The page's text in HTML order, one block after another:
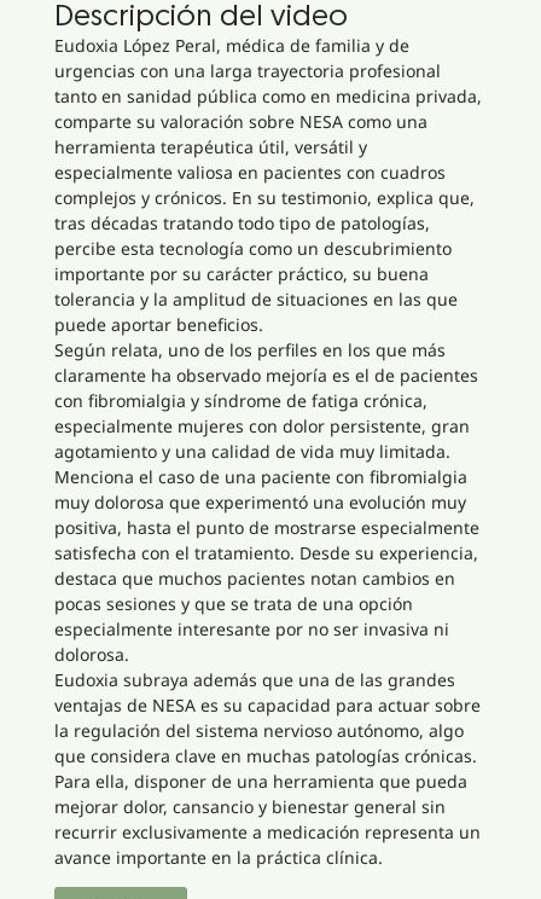
Descripción del video
Eudoxia López Peral, médica de familia y de
urgencias con una larga trayectoria profesional
tanto en sanidad pública como en medicina privada,
comparte su valoración sobre NESA como una
herramienta terapéutica útil, versátil y
especialmente valiosa en pacientes con cuadros
complejos y crónicos. En su testimonio, explica que,
tras décadas tratando todo tipo de patologías,
percibe esta tecnología como un descubrimiento
importante por su carácter práctico, su buena
tolerancia y la amplitud de situaciones en las que
puede aportar beneficios.
Según relata, uno de los perfiles en los que más
claramente ha observado mejoría es el de pacientes
con fibromialgia y síndrome de fatiga crónica,
especialmente mujeres con dolor persistente, gran
agotamiento y una calidad de vida muy limitada.
Menciona el caso de una paciente con fibromialgia
muy dolorosa que experimentó una evolución muy
positiva, hasta el punto de mostrarse especialmente
satisfecha con el tratamiento. Desde su experiencia,
destaca que muchos pacientes notan cambios en
pocas sesiones y que se trata de una opción
especialmente interesante por no ser invasiva ni
dolorosa.
Eudoxia subraya además que una de las grandes
ventajas de NESA es su capacidad para actuar sobre
la regulación del sistema nervioso autónomo, algo
que considera clave en muchas patologías crónicas.
Para ella, disponer de una herramienta que pueda
mejorar dolor, cansancio y bienestar general sin
recurrir exclusivamente a medicación representa un
avance importante en la práctica clínica.